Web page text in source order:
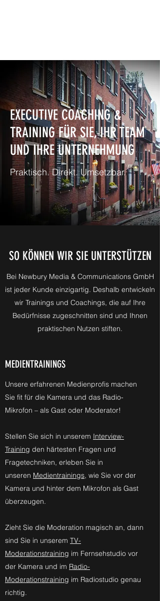
EXECUTIVE COACHING &
TRAINING FÜR SIE, IHR TEAM
UND IHRE UNTERNEHMUNG
Praktisch. Direkt. Umsetzbar.
SO KÖNNEN WIR SIE UNTERSTÜTZEN
Bei Newbury Media & Communications GmbH
ist jeder Kunde einzigartig. Deshalb entwickeln
wir Trainings und Coachings, die auf Ihre
Bedürfnisse zugeschnitten sind und Ihnen
praktischen Nutzen stiften.
MEDIENTRAININGS
Unsere erfahrenen Medienprofis machen
Sie fit für die Kamera und das Radio-
Mikrofon – als Gast oder Moderator!
Stellen Sie sich in unserem Interview-
Training den härtesten Fragen und
Fragetechniken, erleben Sie in
unseren Medientrainings, wie Sie vor der
Kamera und hinter dem Mikrofon als Gast
überzeugen.
Zieht Sie die Moderation magisch an, dann
sind Sie in unserem TV-
Moderationstraining im Fernsehstudio vor
der Kamera und im Radio-
Moderationstraining im Radiostudio genau
richtig.